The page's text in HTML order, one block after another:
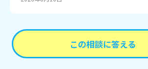
この相談に答える